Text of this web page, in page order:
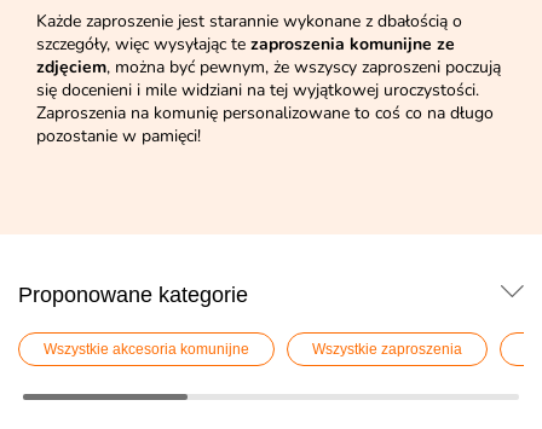
Każde zaproszenie jest starannie wykonane z dbałością o
szczegóły, więc wysyłając te zaproszenia komunijne ze
zdjęciem, można być pewnym, że wszyscy zaproszeni poczują
się docenieni i mile widziani na tej wyjątkowej uroczystości.
Zaproszenia na komunię personalizowane to coś co na długo
pozostanie w pamięci!
Proponowane kategorie
Wszystkie akcesoria komunijne Wszystkie zaproszenia